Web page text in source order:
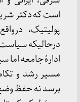
است که دکتر
پولیتیک،
درحالیکه
ادارۀ جامعه
مسیر رشد و
برسد نه حفظ